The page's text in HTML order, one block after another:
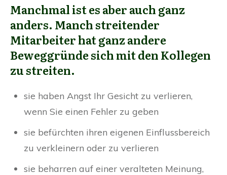
Manchmal ist es aber auch ganz
anders. Manch streitender
Mitarbeiter hat ganz andere
Beweggründe sich mit den Kollegen
zu streiten.
sie haben Angst Ihr Gesicht zu verlieren,
wenn Sie einen Fehler zu geben
sie befürchten ihren eigenen Einflussbereich
zu verkleinern oder zu verlieren
sie beharren auf einer veralteten Meinung,